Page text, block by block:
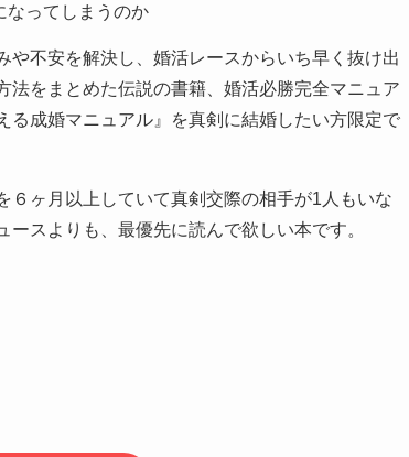
なってしまうのか
や不安を解決し、婚活レースからいち早く抜け出
法をまとめた伝説の書籍、婚活必勝完全マニュア
る成婚マニュアル』を真剣に結婚したい方限定で
６ヶ月以上していて真剣交際の相手が1人もいな
ースよりも、最優先に読んで欲しい本です。